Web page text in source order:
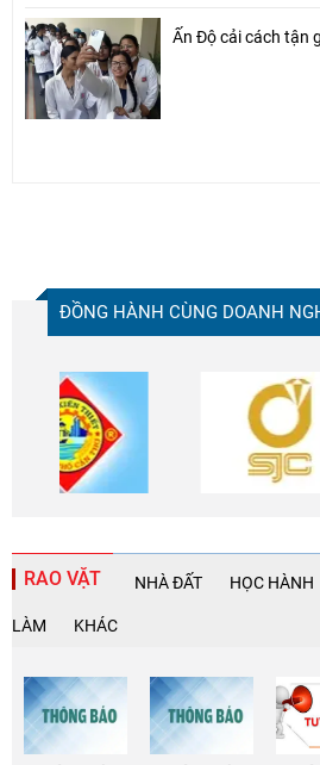
Ấn Độ cải cách tận
ĐỒNG HÀNH CÙNG DOANH
RAO VẶT NHÀ ĐẤT HỌC HÀNH
LÀM KHÁC